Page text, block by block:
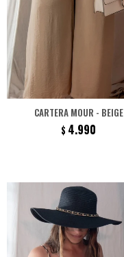
CARTERA MOUR - BEIGE
$ 4.990